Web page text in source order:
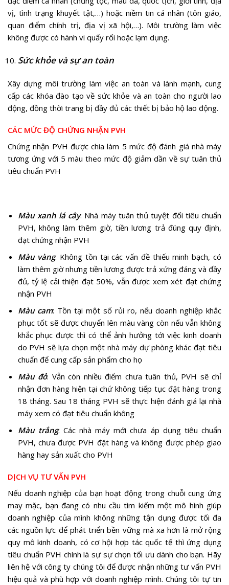
vị, tình trạng khuyết tật,…) hoặc niềm tin cá nhân (tôn giáo,
quan điểm chính trị, địa vị xã hội,…). Môi trường làm việc
không được có hành vi quấy rối hoặc lạm dụng.
Sức khỏe và sự an toàn
Xây dựng môi trường làm việc an toàn và lành mạnh, cung
cấp các khóa đào tạo về sức khỏe và an toàn cho người lao
động, đồng thời trang bị đầy đủ các thiết bị bảo hộ lao động.
CÁC MỨC ĐỘ CHỨNG NHẬN PVH
Chứng nhận PVH được chia làm 5 mức độ đánh giá nhà máy
tương ứng với 5 màu theo mức độ giảm dần về sự tuân thủ
tiêu chuẩn PVH
Màu xanh lá cây: Nhà máy tuân thủ tuyệt đối tiêu chuẩn
PVH, không làm thêm giờ, tiền lương trả đúng quy định,
đạt chứng nhận PVH
Màu vàng: Không tồn tại các vấn đề thiếu minh bạch, có
làm thêm giờ nhưng tiền lương được trả xứng đáng và đầy
đủ, tỷ lệ cải thiện đạt 50%, vẫn được xem xét đạt chứng
nhận PVH
Màu cam: Tồn tại một số rủi ro, nếu doanh nghiệp khắc
phục tốt sẽ được chuyển lên màu vàng còn nếu vẫn không
khắc phục được thì có thể ảnh hưởng tới việc kinh doanh
do PVH sẽ lựa chọn một nhà máy dự phòng khác đạt tiêu
chuẩn để cung cấp sản phẩm cho họ
Màu đỏ: Vẫn còn nhiều điểm chưa tuân thủ, PVH sẽ chỉ
nhận đơn hàng hiện tại chứ không tiếp tục đặt hàng trong
18 tháng. Sau 18 tháng PVH sẽ thực hiện đánh giá lại nhà
máy xem có đạt tiêu chuẩn không
Màu trắng: Các nhà máy mới chưa áp dụng tiêu chuẩn
PVH, chưa được PVH đặt hàng và không được phép giao
hàng hay sản xuất cho PVH
DỊCH VỤ TƯ VẤN PVH
Nếu doanh nghiệp của bạn hoạt động trong chuỗi cung ứng
may mặc, bạn đang có nhu cầu tìm kiếm một mô hình giúp
doanh nghiệp của mình không những tận dụng được tối đa
các nguồn lực để phát triển bền vững mà xa hơn là mở rộng
quy mô kinh doanh, có cơ hội hợp tác quốc tế thì ứng dụng
tiêu chuẩn PVH chính là sự sự chọn tối ưu dành cho bạn. Hãy
liên hệ với công ty chúng tôi để được nhận những tư vấn PVH
hiệu quả và phù hợp với doanh nghiệp mình. Chúng tôi tự tin